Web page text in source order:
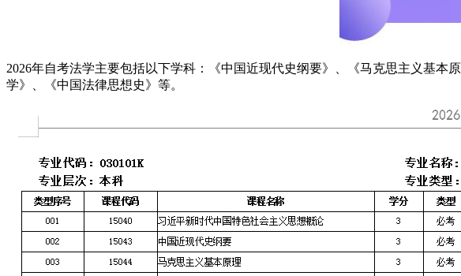
2026年自考法学主要包括以下学科：《中国近现代史纲要》、《马克思主义基
学》、《中国法律思想史》等。